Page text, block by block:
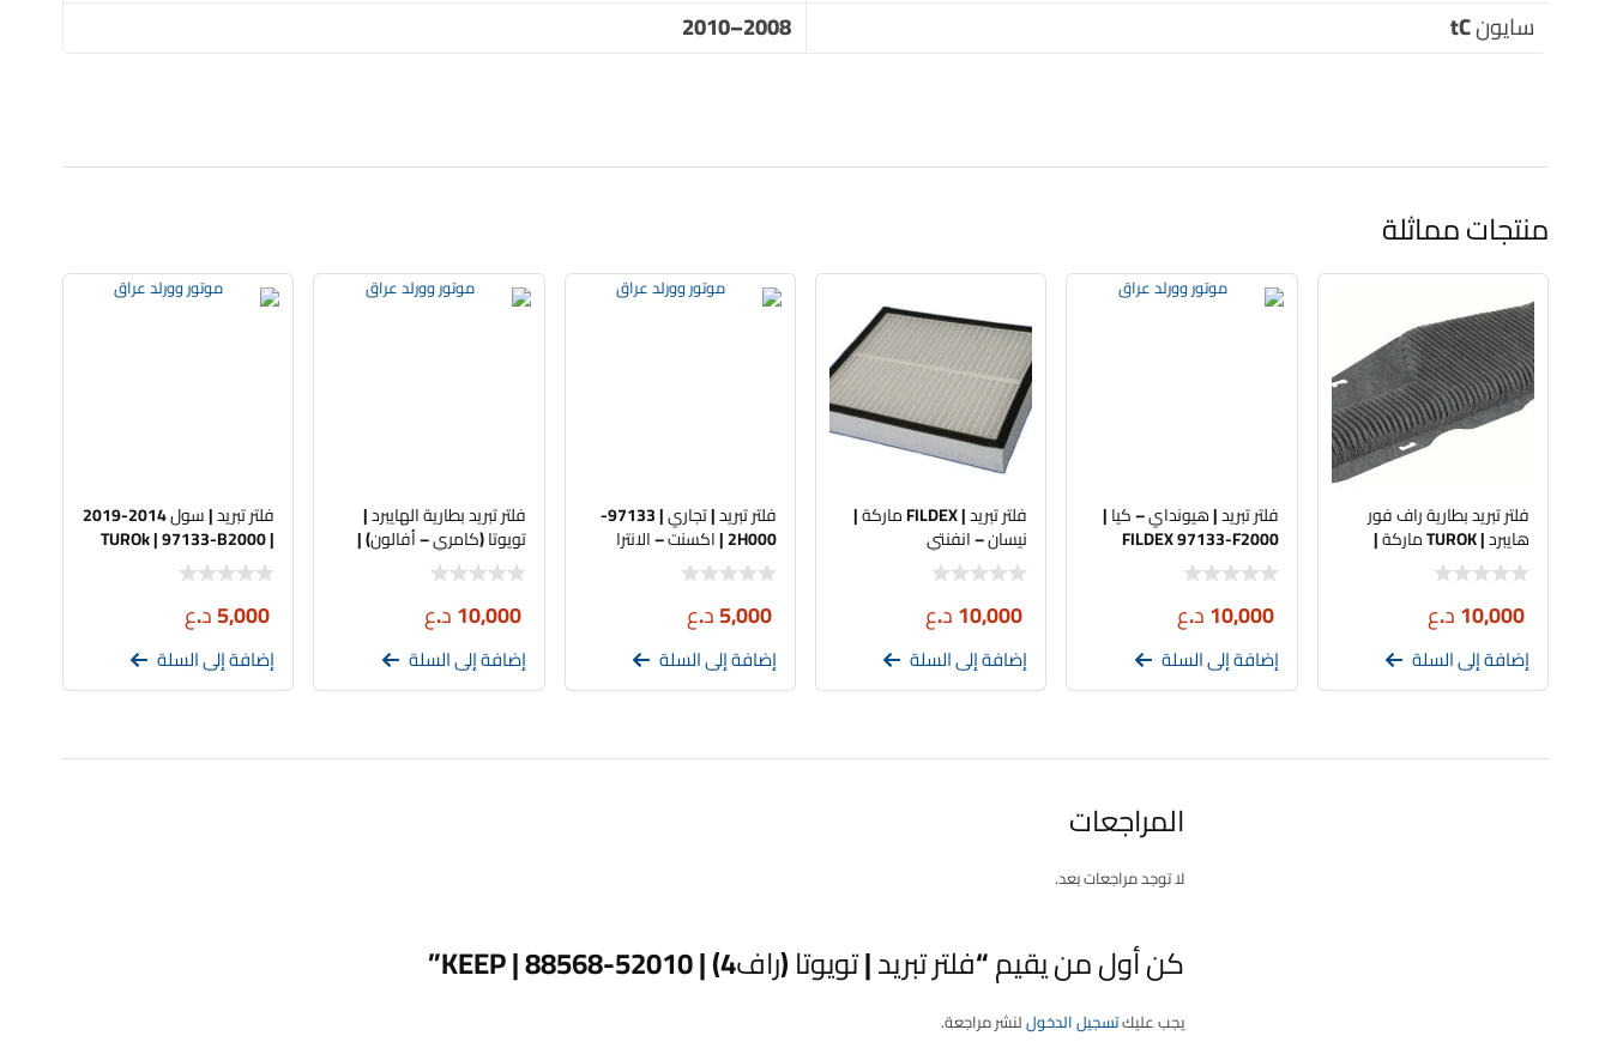
سايون tC
2008–2010
منتجات مماثلة
فلتر تبريد بطارية راف فور
هايبرد | TUROK ماركة |
تجاري
10,000د.ع
إضافة إلى السلة
فلتر تبريد | هيونداي – كيا |
FILDEX 97133-F2000
10,000د.ع
إضافة إلى السلة
فلتر تبريد | FILDEX ماركة |
نيسان – انفنتي
10,000د.ع
إضافة إلى السلة
فلتر تبريد | تجاري | 97133-
2H000 | اكسنت – الانترا
مقدس
5,000د.ع
إضافة إلى السلة
فلتر تبريد بطارية الهايبرد |
تويوتا (كامري – أفالون) |
G92HD-33050 | KEEP
10,000د.ع
إضافة إلى السلة
فلتر تبريد | سول 2014-2019
| TUROk | 97133-B2000
5,000د.ع
إضافة إلى السلة
المراجعات
لا توجد مراجعات بعد.
كن أول من يقيم “فلتر تبريد | تويوتا (راف4) | KEEP | 88568-52010”
يجب عليكتسجيل الدخوللنشر مراجعة.